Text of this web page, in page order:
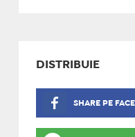
DISTRIBUIE
SHARE PE